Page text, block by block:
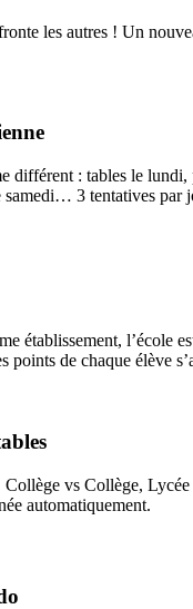
les autres ! Un
différent : tables le lundi,
samedi… 3 tentatives par
établissement, l’école
points de chaque élève
vs Collège,
automatiquement.